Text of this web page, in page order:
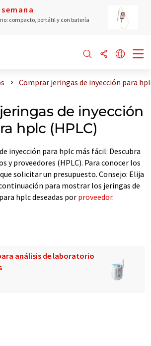
compacto, portátil y con batería
Comprar jeringas de inyección para
de inyección
hplc (HPLC)
inyección para hplc más fácil: Descubra
y proveedores (HPLC). Para conocer los
solicitar un presupuesto. Consejo: Elija
para mostrar los jeringas de
hplc deseadas porproveedor.
análisis de laboratorio